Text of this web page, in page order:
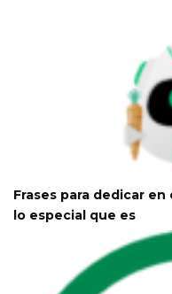
Frases para dedicar
lo especial que es